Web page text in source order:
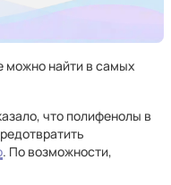
можно найти в самых
что полифенолы в
. По возможности,